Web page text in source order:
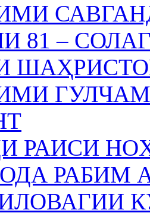
81 –
РАИСИ
РАБИМ